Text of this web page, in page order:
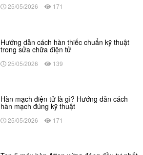
25/05/2026 171
Hướng dẫn cách hàn thiếc chuẩn kỹ thuật
trong sửa chữa điện tử
25/05/2026 139
Hàn mạch điện tử là gì? Hướng dẫn cách
hàn mạch đúng kỹ thuật
25/05/2026 171